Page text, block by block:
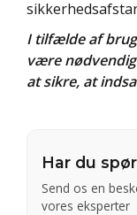
I tilfælde af
være
at sikre, at
Har du
Send os en
vores eksperter